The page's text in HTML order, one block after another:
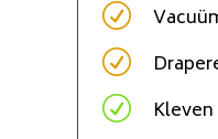
R
R
R Kleven